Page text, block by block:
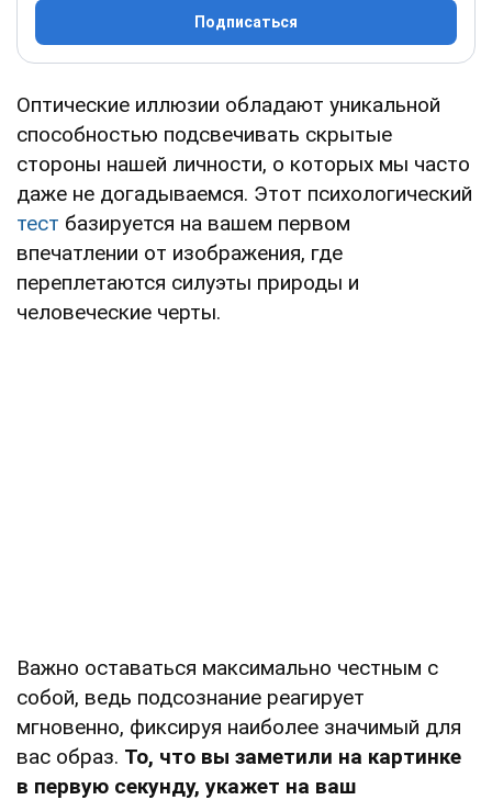
Подписаться
Оптические иллюзии обладают уникальной
способностью подсвечивать скрытые
стороны нашей личности, о которых мы часто
даже не догадываемся. Этот психологический
тест базируется на вашем первом
впечатлении от изображения, где
переплетаются силуэты природы и
человеческие черты.
Важно оставаться максимально честным с
собой, ведь подсознание реагирует
мгновенно, фиксируя наиболее значимый для
вас образ. То, что вы заметили на картинке
в первую секунду, укажет на ваш